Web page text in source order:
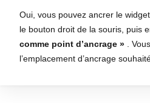
Oui, vous pouvez ancrer le
le bouton droit de la souris, puis
comme point d’ancrage » .
l’emplacement d’ancrage